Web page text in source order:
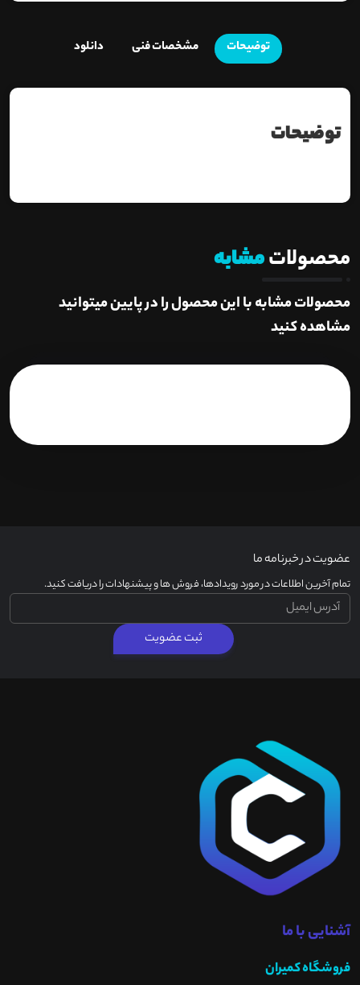
توضیحات مشخصات فنی دانلود
توضیحات
محصولاتمشابه
محصولات مشابه با این محصول را در پایین میتوانید
مشاهده کنید
عضویت در خبرنامه ما
تمام آخرین اطلاعات در مورد رویدادها، فروش ها و پیشنهادات را دریافت کنید.
ثبت عضویت
آشنایی با ما
فروشگاه کمیران